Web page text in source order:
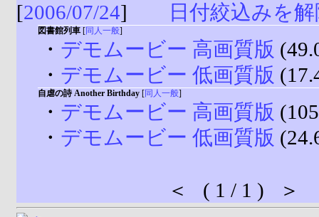
[2006/07/24] 日付絞込みを
図書館列車 [同人一般]
・ デモムービー 高画質版
・ デモムービー 低画質版
自虐の詩 Another Birthday [同人一般]
・ デモムービー 高画質版
・ デモムービー 低画質版
＜ ( 1 / 1 ) ＞